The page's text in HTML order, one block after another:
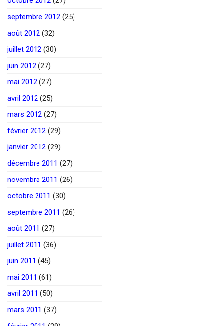
septembre 2012 (25)
août 2012 (32)
juillet 2012 (30)
juin 2012 (27)
mai 2012 (27)
avril 2012 (25)
mars 2012 (27)
février 2012 (29)
janvier 2012 (29)
décembre 2011 (27)
novembre 2011 (26)
octobre 2011 (30)
septembre 2011 (26)
août 2011 (27)
juillet 2011 (36)
juin 2011 (45)
mai 2011 (61)
avril 2011 (50)
mars 2011 (37)